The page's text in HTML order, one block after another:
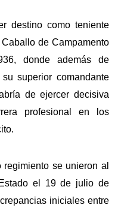
destino como teniente
de Campamento
donde además de
superior comandante
de ejercer decisiva
profesional en los
se unieron al
el 19 de julio de
iniciales entre